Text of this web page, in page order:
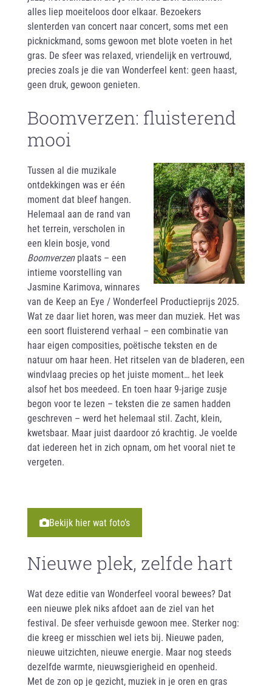
alles liep moeiteloos door elkaar. Bezoekers
slenterden van concert naar concert, soms met een
picknickmand, soms gewoon met blote voeten in het
gras. De sfeer was relaxed, vriendelijk en vertrouwd,
precies zoals je die van Wonderfeel kent: geen haast,
geen druk, gewoon genieten.
Boomverzen: fluisterend
mooi
Tussen al die muzikale
ontdekkingen was er één
moment dat bleef hangen.
Helemaal aan de rand van
het terrein, verscholen in
een klein bosje, vond
Boomverzenplaats – een
intieme voorstelling van
Jasmine Karimova, winnares
van de Keep an Eye / Wonderfeel Productieprijs 2025.
Wat ze daar liet horen, was meer dan muziek. Het was
een soort fluisterend verhaal – een combinatie van
haar eigen composities, poëtische teksten en de
natuur om haar heen. Het ritselen van de bladeren, een
windvlaag precies op het juiste moment… het leek
alsof het bos meedeed. En toen haar 9-jarige zusje
begon voor te lezen – teksten die ze samen hadden
geschreven – werd het helemaal stil. Zacht, klein,
kwetsbaar. Maar juist daardoor zó krachtig. Je voelde
dat iedereen het in zich opnam, om het vooral niet te
vergeten.
Bekijk hier wat foto’s
Nieuwe plek, zelfde hart
Wat deze editie van Wonderfeel vooral bewees? Dat
een nieuwe plek niks afdoet aan de ziel van het
festival. De sfeer verhuisde gewoon mee. Sterker nog:
die kreeg er misschien wel iets bij. Nieuwe paden,
nieuwe uitzichten, nieuwe energie. Maar nog steeds
dezelfde warmte, nieuwsgierigheid en openheid.
Met de zon op je gezicht, muziek in je oren en gras